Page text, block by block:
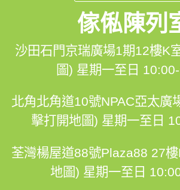
傢俬陳列
沙田石門京瑞廣場1期12樓K
圖) 星期一至日
北角北角道10號NPAC亞太廣
擊打開地圖) 星期一至日
荃灣楊屋道88號Plaza88 27
地圖) 星期一至日